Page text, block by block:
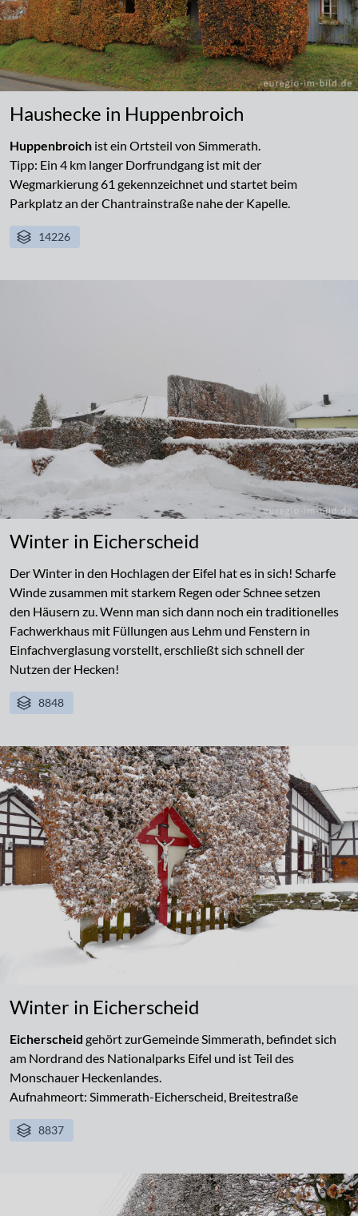
Haushecke in Huppenbroich
Huppenbroich ist ein Ortsteil von Simmerath.
Tipp: Ein 4 km langer Dorfrundgang ist mit der
Wegmarkierung 61 gekennzeichnet und startet beim
Parkplatz an der Chantrainstraße nahe der Kapelle.
14226
Winter in Eicherscheid
Der Winter in den Hochlagen der Eifel hat es in sich! Scharfe
Winde zusammen mit starkem Regen oder Schnee setzen
den Häusern zu. Wenn man sich dann noch ein traditionelles
Fachwerkhaus mit Füllungen aus Lehm und Fenstern in
Einfachverglasung vorstellt, erschließt sich schnell der
Nutzen der Hecken!
8848
Winter in Eicherscheid
Eicherscheid gehört zurGemeinde Simmerath, befindet sich
am Nordrand des Nationalparks Eifel und ist Teil des
Monschauer Heckenlandes.
Aufnahmeort: Simmerath-Eicherscheid, Breitestraße
8837